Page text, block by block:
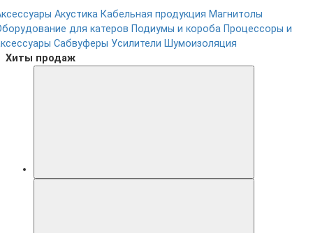
Акустика Кабельная продукция Магнитолы
для катеров Подиумы и короба Процессоры и
Сабвуферы Усилители Шумоизоляция
Хиты продаж